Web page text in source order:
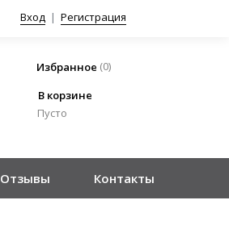
Вход | Регистрация
Избранное (0)
В корзине
Пусто
Отзывы Контакты